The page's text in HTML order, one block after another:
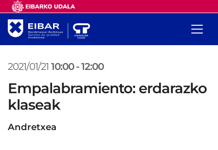
2021/01/21 10:00 -12:00
Empalabramiento: erdarazko
klaseak
Andretxea